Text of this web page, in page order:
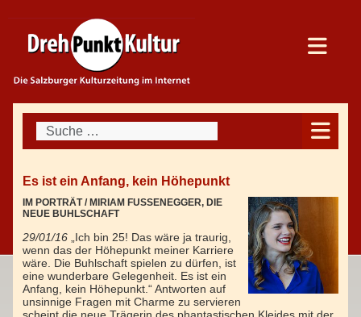
Suchen
Es ist ein Anfang, kein Höhepunkt
IM PORTRÄT / MIRIAM FUSSENEGGER, DIE
NEUE BUHLSCHAFT
29/01/16 „Ich bin 25! Das wäre ja traurig,
wenn das der Höhepunkt meiner Karriere
wäre. Die Buhlschaft spielen zu dürfen, ist
eine wunderbare Gelegenheit. Es ist ein
Anfang, kein Höhepunkt.“ Antworten auf
unsinnige Fragen mit Charme zu servieren